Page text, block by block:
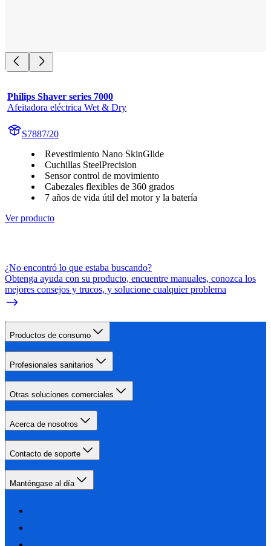
Philips Shaver series 7000
Afeitadora eléctrica Wet & Dry
S7887/20
Revestimiento Nano SkinGlide
Cuchillas SteelPrecision
Sensor control de movimiento
Cabezales flexibles de 360 grados
7 años de vida útil del motor y la batería
Ver producto
¿No encontró lo que estaba buscando?
Obtenga ayuda con su producto, encuentre manuales, conozca los
mejores consejos y trucos, y solucione cualquier problema
Productos de consumo
Profesionales sanitarios
Otras soluciones comerciales
Acerca de nosotros
Contacto de soporte
Manténgase al día